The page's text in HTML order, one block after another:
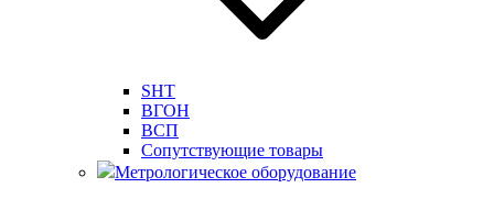
SHT
ВГОН
ВСП
Сопутствующие товары
Метрологическое оборудование